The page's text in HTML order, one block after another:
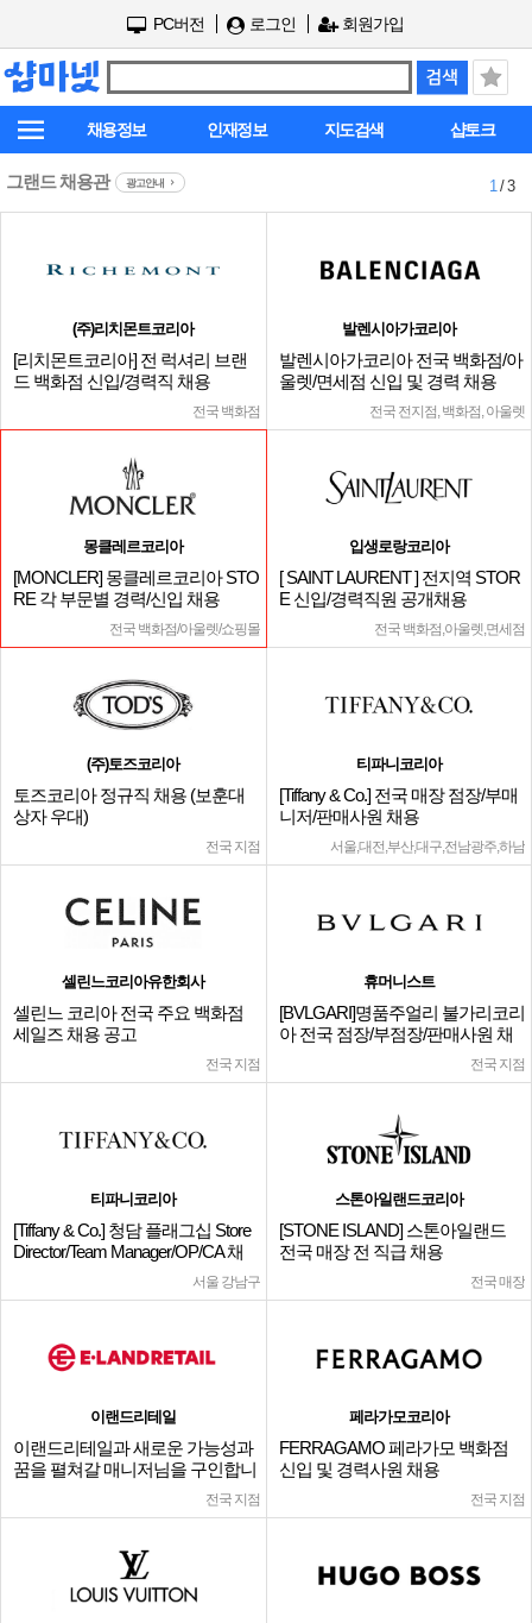
PC버전 로그인 회원가입
채용정보 인재정보 지도검색 샵토크
그랜드 채용관 광고안내 1/ 3
(주)리치몬트코리아
[리치몬트코리아] 전 럭셔리 브랜
드 백화점 신입/경력직 채용
전국 백화점
발렌시아가코리아
발렌시아가코리아 전국 백화점/아
울렛/면세점 신입 및 경력 채용
전국 전지점, 백화점, 아울렛
몽클레르코리아
[MONCLER] 몽클레르코리아 STO
RE 각 부문별 경력/신입 채용
전국 백화점/아울렛/쇼핑몰
입생로랑코리아
[ SAINT LAURENT ] 전지역 STOR
E 신입/경력직원 공개채용
전국 백화점,아울렛,면세점
(주)토즈코리아
토즈코리아 정규직 채용 (보훈대
상자 우대)
전국 지점
티파니코리아
[Tiffany & Co.] 전국 매장 점장/부매
니저/판매사원 채용
서울,대전,부산,대구,전남광주,하남
셀린느코리아유한회사
셀린느 코리아 전국 주요 백화점
세일즈 채용 공고
전국 지점
휴머니스트
[BVLGARI]명품주얼리 불가리코리
아 전국 점장/부점장/판매사원 채
전국 지점
티파니코리아
[Tiffany & Co.] 청담 플래그십 Store
Director/Team Manager/OP/CA 채
서울 강남구
스톤아일랜드코리아
[STONE ISLAND] 스톤아일랜드
전국 매장 전 직급 채용
전국 매장
이랜드리테일
이랜드리테일과 새로운 가능성과
꿈을 펼쳐갈 매니저님을 구인합니
전국 지점
페라가모코리아
FERRAGAMO 페라가모 백화점
신입 및 경력사원 채용
전국 지점